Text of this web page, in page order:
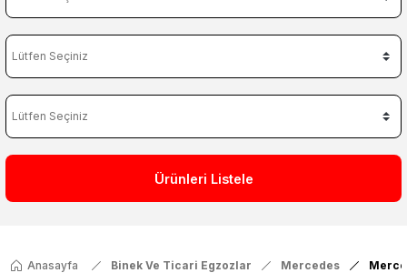
Ürünleri Listele
Anasayfa Binek Ve Ticari Egzozlar Mercedes